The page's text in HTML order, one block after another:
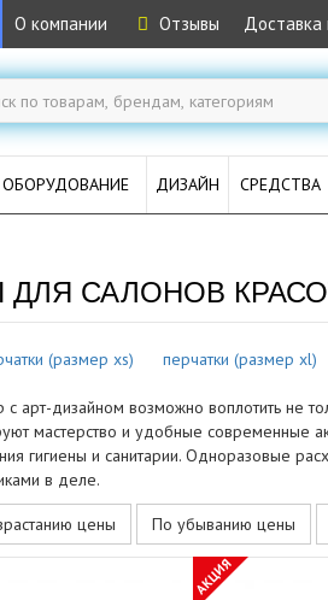
О компании Отзывы Доставка
ОБОРУДОВАНИЕ ДИЗАЙН СРЕДСТВА
САЛОНОВ
(размер xs) перчатки (размер xl)
арт-дизайном возможно воплотить не
мастерство и удобные современные
гигиены и санитарии. Одноразовые
в деле.
цены По убыванию цены
АКЦИЯ